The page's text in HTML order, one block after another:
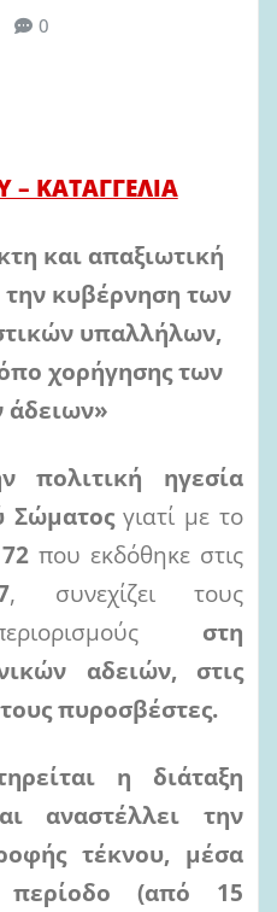
0
– ΚΑΤΑΓΓΕΛΙΑ
και απαξιωτική
κυβέρνηση των
υπαλλήλων,
χορήγησης των
άδειων»
πολιτική ηγεσία
Σώματοςγιατί με το
72 που εκδόθηκε στις
, συνεχίζει τους
στη
αδειών, στις
πυροσβέστες.
η διάταξη
αναστέλλει την
τέκνου, μέσα
περίοδο (από 15